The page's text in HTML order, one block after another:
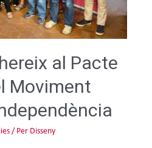
al Pacte
Moviment
/ Per Disseny